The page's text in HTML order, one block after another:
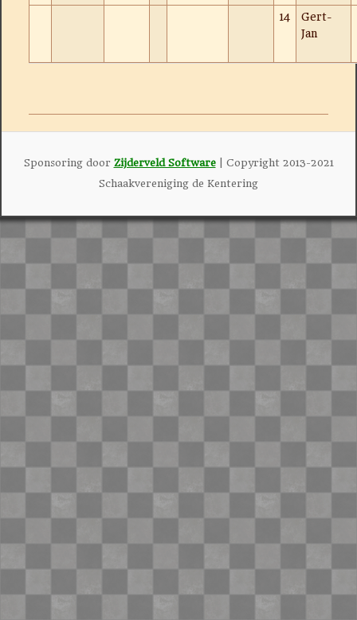
14
Gert-
Jan
Sponsoring door Zijderveld Software| Copyright 2013-2021
Schaakvereniging de Kentering